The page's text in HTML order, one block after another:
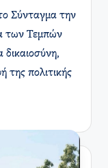
Σύνταγμα την
των Τεμπών
δικαιοσύνη,
της πολιτικής